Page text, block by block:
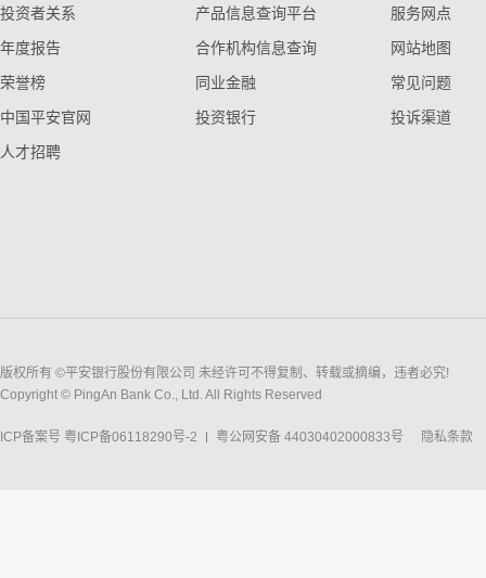
投资者关系
年度报告
荣誉榜
中国平安官网
人才招聘
产品信息查询平台
合作机构信息查询
同业金融
投资银行
服务网点
网站地图
常见问题
投诉渠道
版权所有 ©平安银行股份有限公司 未经许可不得复制、转载或摘编，违者必究!
Copyright © PingAn Bank Co., Ltd. All Rights Reserved
ICP备案号 粤ICP备06118290号-2 粤公网安备 44030402000833号 隐私条款